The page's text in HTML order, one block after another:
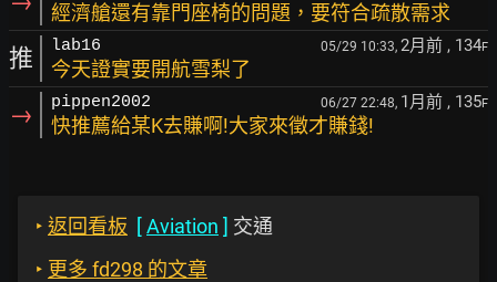
經濟艙還有靠門座椅的問題，要符合疏散需求
推 lab16 05/29 10:33, 2月前 , 134F
今天證實要開航雪梨了
→ pippen2002 06/27 22:48, 1月前 , 135F
快推薦給某K去賺啊!大家來徵才賺錢!
‣ 返回看板 [Aviation ] 交通
‣ 更多 fd298 的文章